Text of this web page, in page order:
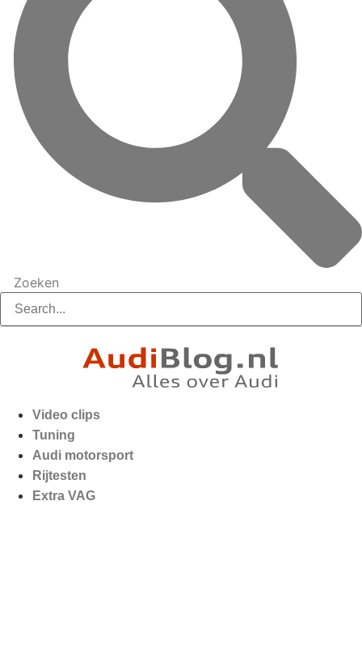
Zoeken
Video clips
Tuning
Audi motorsport
Rijtesten
Extra VAG